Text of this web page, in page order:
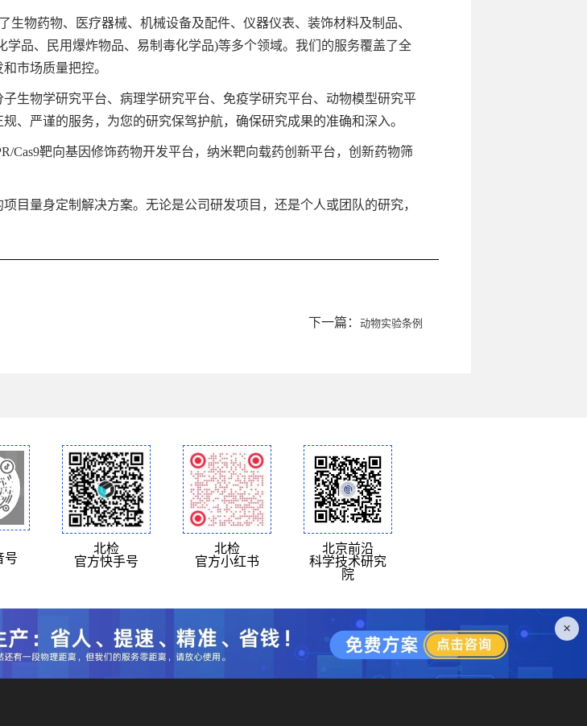
物药物、医疗器械、机械设备及配件、仪器仪表、装饰材料及制品、
品、民用爆炸物品、易制毒化学品)等多个领域。我们的服务覆盖了全
市场质量把控。
物学研究平台、病理学研究平台、免疫学研究平台、动物模型研究平
、严谨的服务，为您的研究保驾护航，确保研究成果的准确和深入。
靶向基因修饰药物开发平台，纳米靶向载药创新平台，创新药物筛
量身定制解决方案。无论是公司研发项目，还是个人或团队的研究，
下一篇： 动物实验条例
号
北检
官方快手号
北检
官方小红书
北京前沿
科学技术研究
院
×